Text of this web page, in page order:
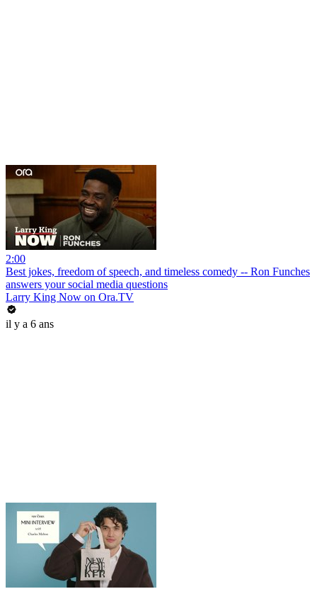
2:00
Best jokes, freedom of speech, and timeless comedy -- Ron Funches
answers your social media questions
Larry King Now on Ora.TV
il y a 6 ans